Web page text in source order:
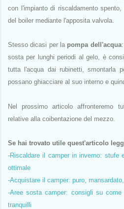
con l'impianto di riscaldamento
del boiler mediante l'apposita valvola.
Stesso dicasi per la pompa dell'acqua
sosta per lunghi periodi al gelo, è
tutta l'acqua dai rubinetti, smontarla
possano ghiacciare al suo interno e
Nel prossimo articolo affronteremo
relative alla coibentazione del mezzo.
Se hai trovato utile quest'articolo
-Riscaldare il camper in inverno: stufe
ottimale
-Acquistare il camper: puro,
-Aree sosta camper: consigli su
tranquilli